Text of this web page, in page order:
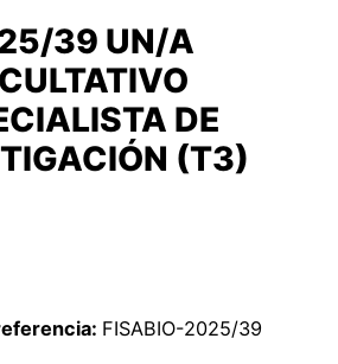
39 UN/A
DE
(T3)
FISABIO-2025/39